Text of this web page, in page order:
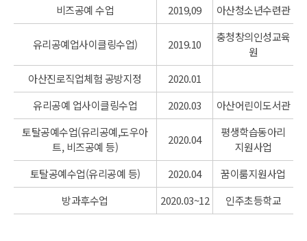
비즈공예 수업
2019,09 아산청소년수련관
유리공예업사이클링수업) 2019.10
충청창의인성교육
원
아산진로직업체험 공방지정
2020.01
유리공예 업사이클링수업
2020.03
아산어린이도서관
토탈공예수업(유리공예,도우아
트, 비즈공예 등)
2020.04
평생학습동아리
지원사업
토탈공예수업(유리공예 등)
2020.04
꿈이룸지원사업
방과후수업
2020.03~12 인주초등학교